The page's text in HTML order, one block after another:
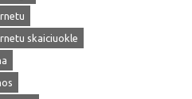
skaiciuokle